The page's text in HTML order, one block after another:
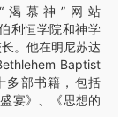
渴慕神”网站
利恒学院和神学
。他在明尼苏达
Baptist
多部书籍，包括
宴》、《思想的